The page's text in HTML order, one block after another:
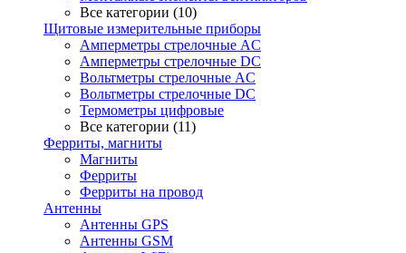
Все категории (10)
Щитовые измерительные приборы
Амперметры стрелочные AC
Амперметры стрелочные DC
Вольтметры стрелочные AC
Вольтметры стрелочные DC
Термометры цифровые
Все категории (11)
Ферриты, магниты
Магниты
Ферриты
Ферриты на провод
Антенны
Антенны GPS
Антенны GSM